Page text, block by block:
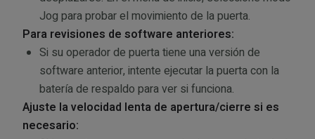
Jog para probar el movimiento de la puerta.
Para revisiones de software anteriores:
Si su operador de puerta tiene una versión de
software anterior, intente ejecutar la puerta con la
batería de respaldo para ver si funciona.
Ajuste la velocidad lenta de apertura/cierre si es
necesario: